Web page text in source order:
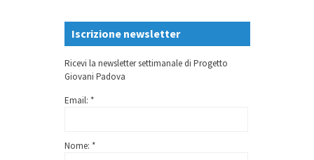
Iscrizione newsletter
Ricevi la newsletter settimanale di Progetto
Giovani Padova
Email: *
Nome: *